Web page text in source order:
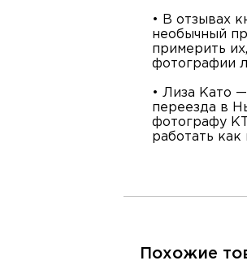
• В отзывах
необычный
примерить
фотографии
• Лиза Като
переезда в
фотографу
работать
Похожие